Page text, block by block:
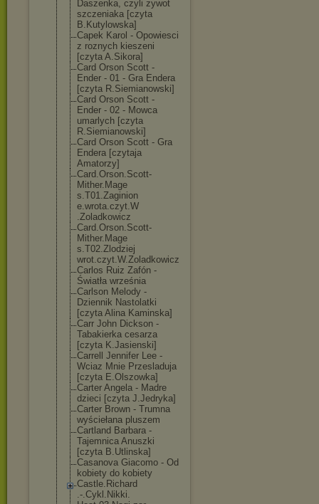
Daszenka, czyli zywot
szczeniaka [czyta
B.Kutylowska]
Capek Karol - Opowiesci
z roznych kieszeni
[czyta A.Sikora]
Card Orson Scott -
Ender - 01 - Gra Endera
[czyta R.Siemianowski]
Card Orson Scott -
Ender - 02 - Mowca
umarlych [czyta
R.Siemianowski]
Card Orson Scott - Gra
Endera [czytaja
Amatorzy]
Card.Orson.Scott-
Mither.Mage
s.T01.Zaginion
e.wrota.czyt.W
.Zoladkowicz
Card.Orson.Scott-
Mither.Mage
s.T02.Zlodziej
wrot.czyt.W.Zo ladkowicz
Carlos Ruiz Zafón -
Światła września
Carlson Melody -
Dziennik Nastolatki
[czyta Alina Kaminska]
Carr John Dickson -
Tabakierka cesarza
[czyta K.Jasienski]
Carrell Jennifer Lee -
Wciaz Mnie Przesladuja
[czyta E.Olszowka]
Carter Angela - Madre
dzieci [czyta J.Jedryka]
Carter Brown - Trumna
wyściełana pluszem
Cartland Barbara -
Tajemnica Anuszki
[czyta B.Utlinska]
Casanova Giacomo - Od
kobiety do kobiety
Castle.Richard
.-.Cykl.Nikki.